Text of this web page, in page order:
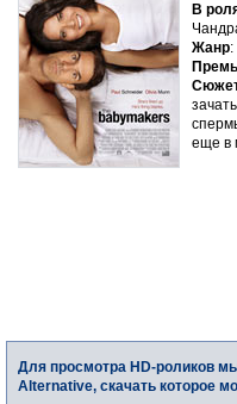
В
Жанр
еще в
Для просмотра HD-роликов
Alternative, скачать которое